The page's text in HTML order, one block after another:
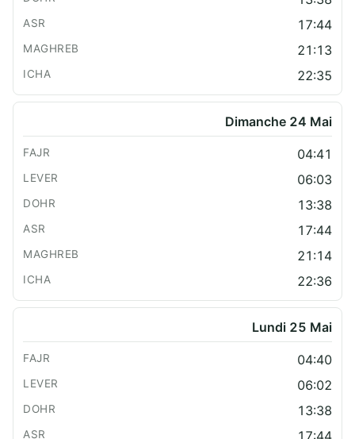
17:44
21:13
22:35
Dimanche 24 Mai
04:41
06:03
13:38
17:44
21:14
22:36
Lundi 25 Mai
04:40
06:02
13:38